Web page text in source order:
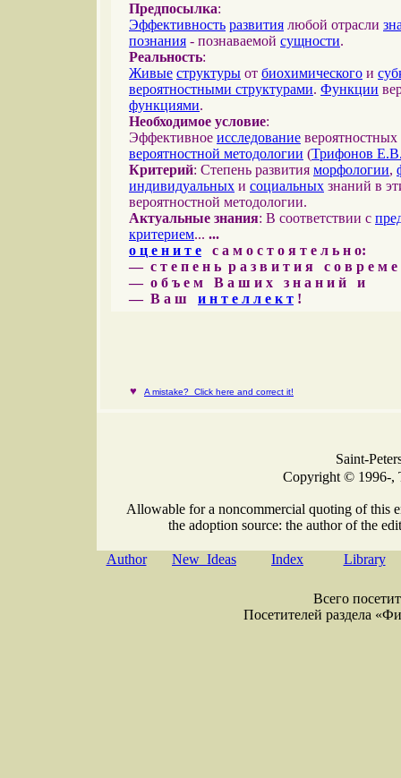
Предпосылка:
Эффективность развития любой отрасли
познания - познаваемой сущности.
Реальность:
Живые структуры от биохимического и
вероятностными структурами. Функции
функциями.
Необходимое условие:
Эффективное исследование
вероятностной методологии (Трифонов
Критерий: Степень развития морфологии,
индивидуальных и социальных знаний в
вероятностной методологии.
Актуальные знания: В соответствии с
критерием... ...
о ц е н и т е с а м о с т о я т е л ь н о:
— с т е п е н ь р а з в и т и я с о в р е м
— о б ъ е м В а ш и х з н а н и й и
— В а ш и н т е л л е к т !
♥ A mistake? Click here and correct it!
Saint-
Copyright © 1996-,
Allowable for a noncommercial quoting of this
the adoption source: the author of the
Author New Ideas Index Library
Всего
Посетителей раздела